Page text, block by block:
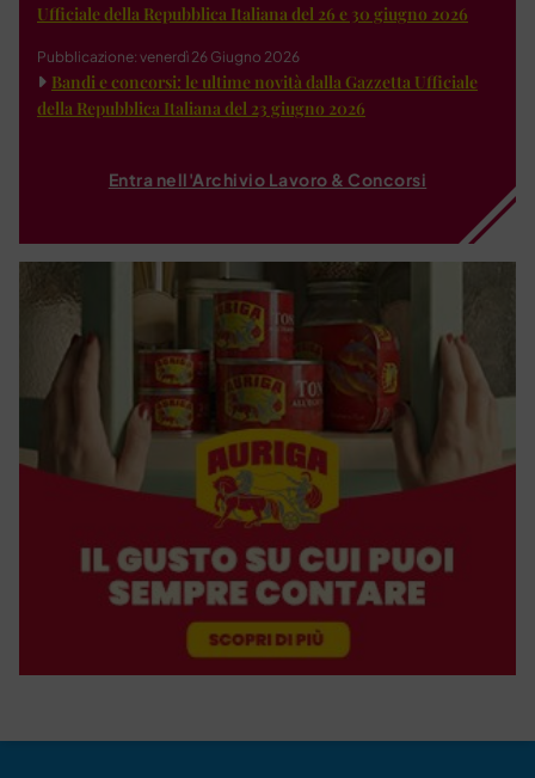
Ufficiale della Repubblica Italiana del 26 e 30 giugno 2026
Pubblicazione: venerdì 26 Giugno 2026
Bandi e concorsi: le ultime novità dalla Gazzetta Ufficiale
della Repubblica Italiana del 23 giugno 2026
Entra nell'Archivio Lavoro & Concorsi